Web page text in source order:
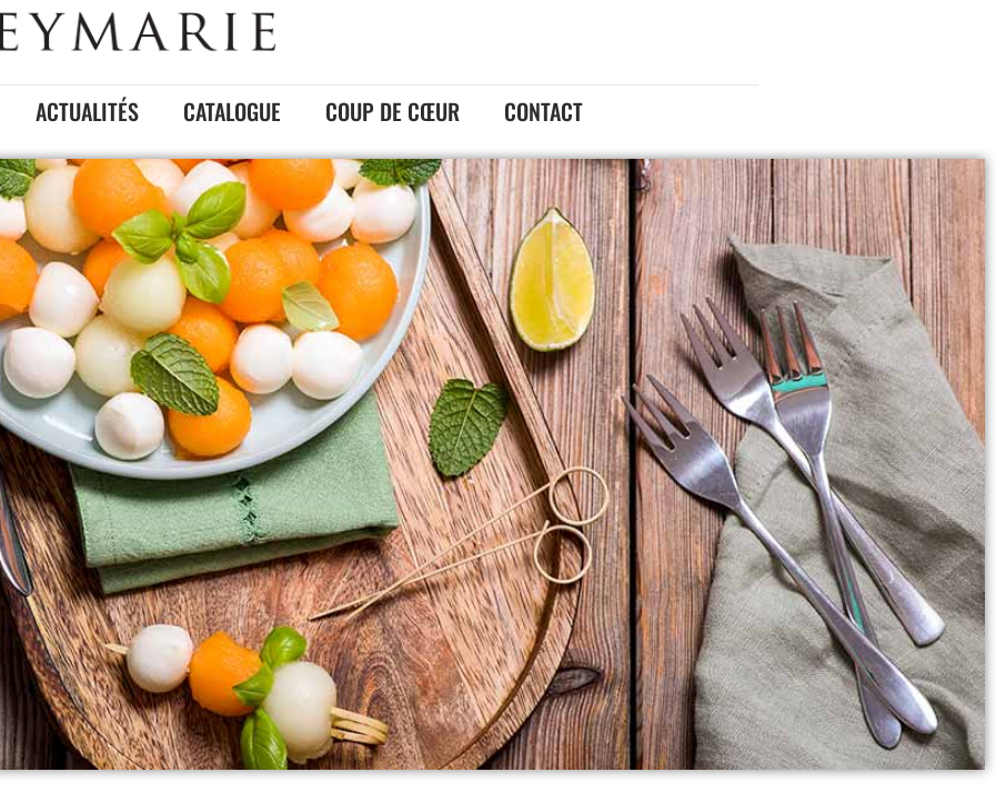
ACTUALITÉS CATALOGUE COUP DE CŒUR CONTACT